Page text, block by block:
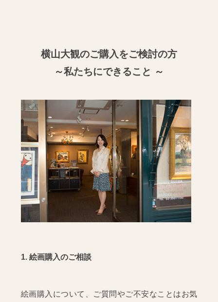
横山大観のご購入をご検討の方
～私たちにできること ～
1. 絵画購入のご相談
絵画購入について、ご質問やご不安なことはお気